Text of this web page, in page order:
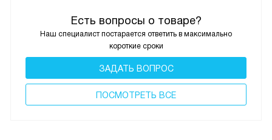
Есть вопросы о товаре?
Наш специалист постарается ответить в максимально
короткие сроки
ЗАДАТЬ ВОПРОС
ПОCМОТРЕТЬ ВСЕ